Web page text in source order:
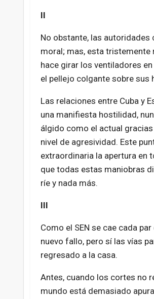
II
No obstante, las autoridades
moral; mas, esta tristemente
hace girar los ventiladores
el pellejo colgante sobre sus
Las relaciones entre Cuba y
una manifiesta hostilidad,
álgido como el actual
nivel de agresividad. Este
extraordinaria la apertura en
que todas estas maniobras
ríe y nada más.
III
Como el SEN se cae cada
nuevo fallo, pero sí las vías
regresado a la casa.
Antes, cuando los cortes no
mundo está demasiado